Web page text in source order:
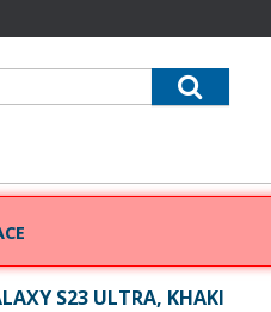
S23 ULTRA, KHAKI